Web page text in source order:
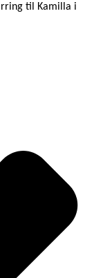
til Kamilla i